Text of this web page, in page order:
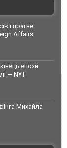
і прагне
Affairs
епохи
— NYT
Михайла